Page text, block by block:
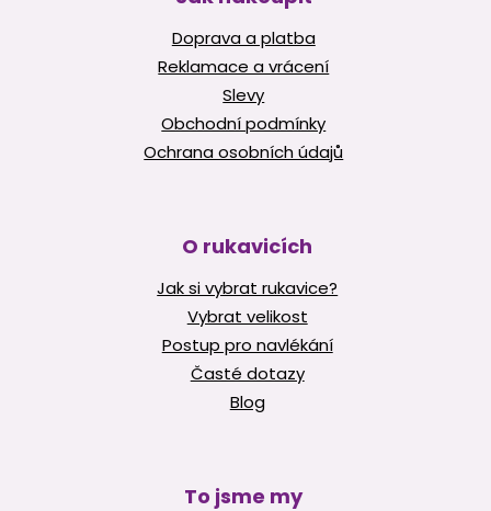
Doprava a platba
Reklamace a vrácení
Slevy
Obchodní podmínky
Ochrana osobních údajů
O rukavicích
Jak si vybrat rukavice?
Vybrat velikost
Postup pro navlékání
Časté dotazy
Blog
To jsme my